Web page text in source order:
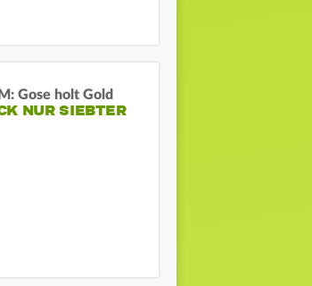
Gose holt Gold
NUR SIEBTER